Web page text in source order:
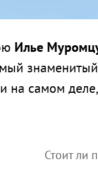
Илье
самом
Стоит ли